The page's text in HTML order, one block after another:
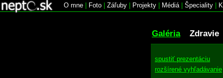
O mne Foto Záľuby Projekty Médiá| Špeciality
Galéria Zdravie
spustiť prezentáciu
rozšírené vyhľadávanie